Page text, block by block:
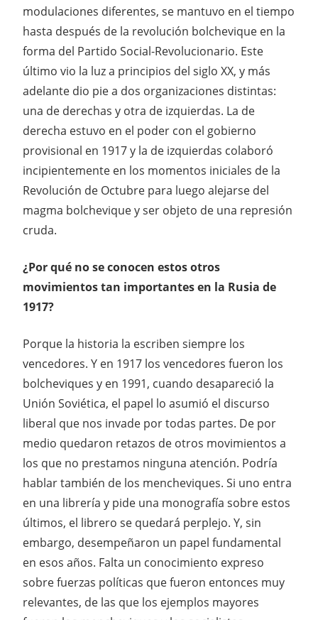
modulaciones diferentes, se mantuvo en el tiempo
hasta después de la revolución bolchevique en la
forma del Partido Social-Revolucionario. Este
último vio la luz a principios del siglo XX, y más
adelante dio pie a dos organizaciones distintas:
una de derechas y otra de izquierdas. La de
derecha estuvo en el poder con el gobierno
provisional en 1917 y la de izquierdas colaboró
incipientemente en los momentos iniciales de la
Revolución de Octubre para luego alejarse del
magma bolchevique y ser objeto de una represión
cruda.
¿Por qué no se conocen estos otros
movimientos tan importantes en la Rusia de
1917?
Porque la historia la escriben siempre los
vencedores. Y en 1917 los vencedores fueron los
bolcheviques y en 1991, cuando desapareció la
Unión Soviética, el papel lo asumió el discurso
liberal que nos invade por todas partes. De por
medio quedaron retazos de otros movimientos a
los que no prestamos ninguna atención. Podría
hablar también de los mencheviques. Si uno entra
en una librería y pide una monografía sobre estos
últimos, el librero se quedará perplejo. Y, sin
embargo, desempeñaron un papel fundamental
en esos años. Falta un conocimiento expreso
sobre fuerzas políticas que fueron entonces muy
relevantes, de las que los ejemplos mayores